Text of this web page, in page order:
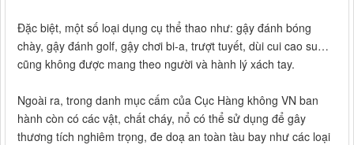
Đặc biệt, một số loại dụng cụ thể thao như: gậy đánh bóng
chày, gậy đánh golf, gậy chơi bi-a, trượt tuyết, dùi cui cao su…
cũng không được mang theo người và hành lý xách tay.
Ngoài ra, trong danh mục cấm của Cục Hàng không VN ban
hành còn có các vật, chất cháy, nổ có thể sử dụng để gây
thương tích nghiêm trọng, đe doạ an toàn tàu bay như các loại